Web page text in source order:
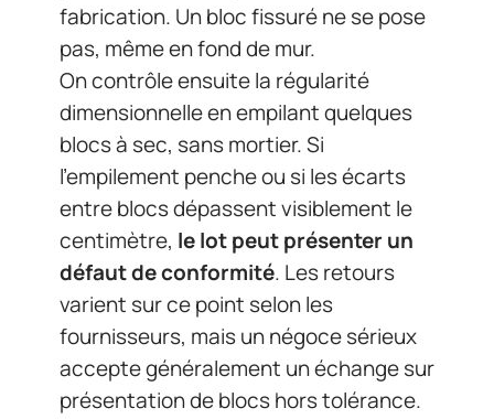
fabrication. Un bloc fissuré ne se pose
pas, même en fond de mur.
On contrôle ensuite la régularité
dimensionnelle en empilant quelques
blocs à sec, sans mortier. Si
l’empilement penche ou si les écarts
entre blocs dépassent visiblement le
centimètre, le lot peut présenter un
défaut de conformité. Les retours
varient sur ce point selon les
fournisseurs, mais un négoce sérieux
accepte généralement un échange sur
présentation de blocs hors tolérance.